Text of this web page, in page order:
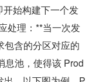
始构建下一个发
处理：**当一次发
包含的分区对应的
息池，使得该 Prod